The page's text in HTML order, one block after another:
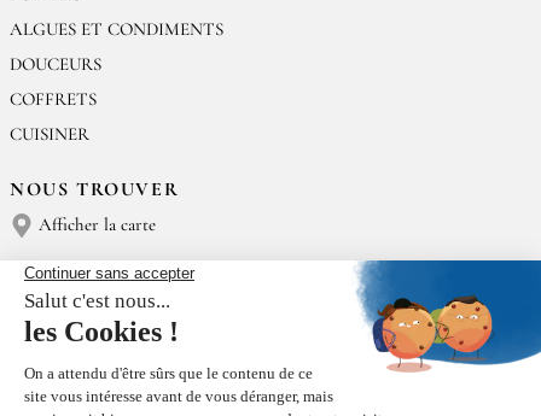
ALGUES ET CONDIMENTS
DOUCEURS
COFFRETS
CUISINER
NOUS TROUVER
Afficher la carte
NOUS CONTACTER
Épices Rœllinger
Tél : (+33) 02 23 15 13 91
TRI DE NOS EMBALLAGES